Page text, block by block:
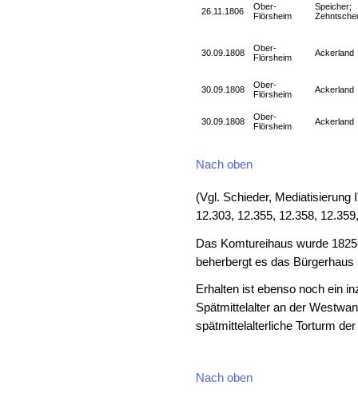
26.11.1806
Ober-
Flörsheim
Speicher;
30.09.1808
Ober-
Flörsheim
Ackerland
30.09.1808
Ober-
Flörsheim
Ackerland
30.09.1808
Ober-
Flörsheim
Ackerland
Nach oben
(Vgl. Schieder, Mediatisierung
12.303, 12.355, 12.358,
Das Komtureihaus wurde
beherbergt es das
Erhalten ist ebenso noch ein
Spätmittelalter an der
spätmittelalterliche Torturm
Nach oben